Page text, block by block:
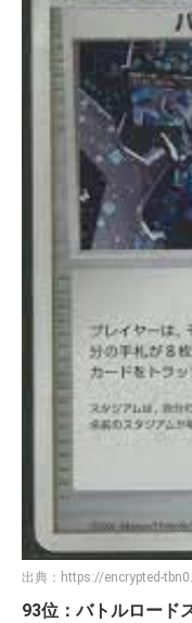
出典： https://encrypted-
93位：バトルロード